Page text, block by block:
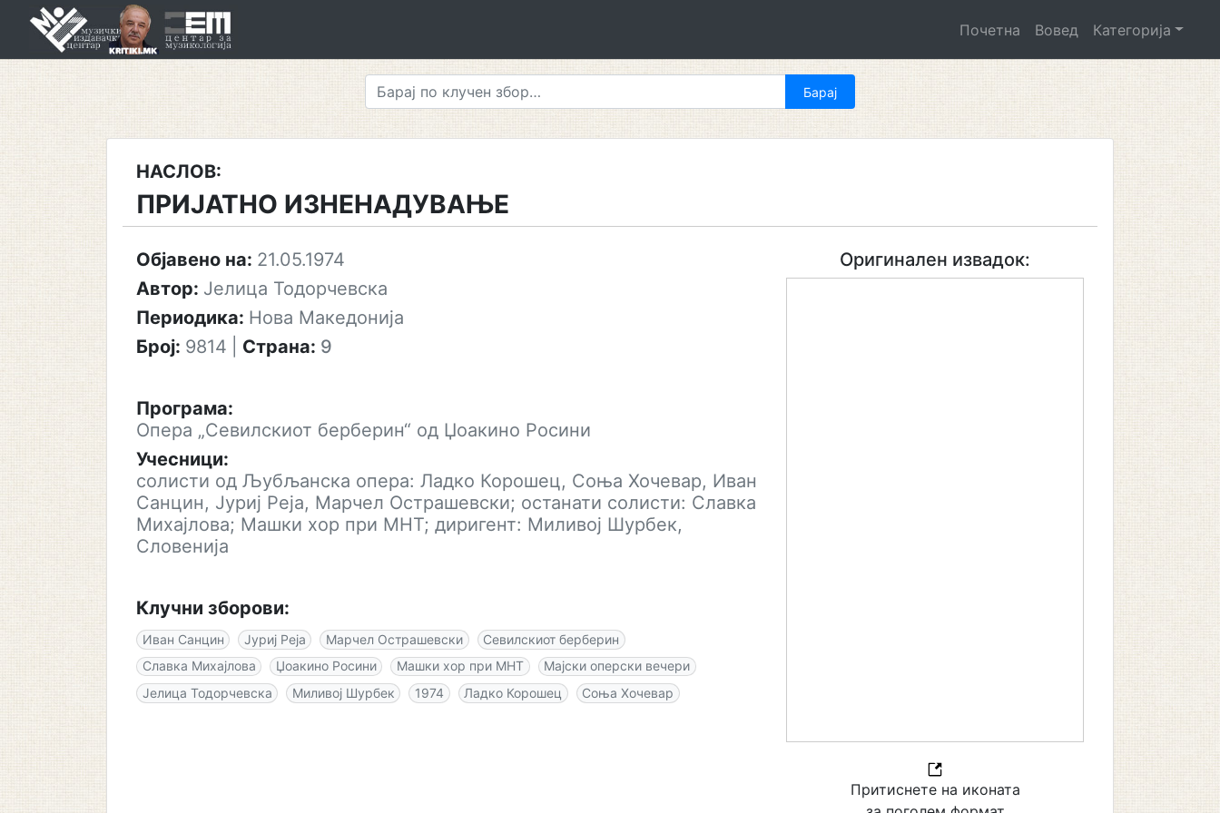
Почетна Вовед Категорија
НАСЛОВ:
ПРИЈАТНО ИЗНЕНАДУВАЊЕ
Објавено на: 21.05.1974
Автор: Јелица Тодорчевска
Периодика: Нова Македонија
Број: 9814 Страна: 9
Програма:
Опера „Севилскиот берберин“ од Џоакино Росини
Учесници:
солисти од Љубљанска опера: Ладко Корошец, Соња Хочевар, Иван
Санцин, Јуриј Реја, Марчел Острашевски; останати солисти: Славка
Михајлова; Машки хор при МНТ; диригент: Миливој Шурбек,
Словенија
Клучни зборови:
Иван Санцин Јуриј Реја Марчел Острашевски
Севилскиот берберин
Славка Михајлова
Џоакино Росини Машки хор при МНТ
Мајски оперски вечери
Јелица Тодорчевска
Миливој Шурбек 1974 Ладко Корошец Соња Хочевар
Оригинален извадок:
Притиснете на иконата